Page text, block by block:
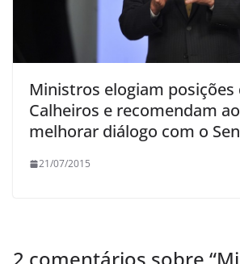
Ministros elogiam posições
Calheiros e recomendam
melhorar diálogo com o
21/07/2015